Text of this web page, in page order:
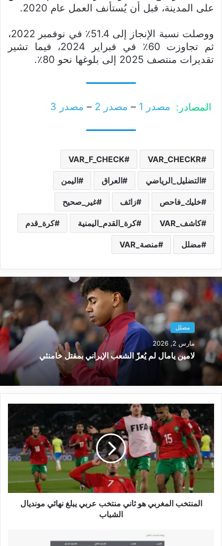
على المدينة، قبل أن يُستأنف العمل عام 2020.
ووصلت نسبة الإنجاز إلى 51.4٪ في نوفمبر 2022،
ثم تجاوزت 60٪ في فبراير 2024، فيما تشير
تقديرات منتصف 2025 إلى بلوغها نحو 80٪.
المصادر: مصدر 1 – مصدر 2 – مصدر 3
VAR_CHECKR
VAR_F_CHECK
التضليل_الرياضي العراق اليمن
خليك_فاحص زائف غير_صحيح
كاشف_VAR كرة_القدم_اليمنية كرة_قدم
مضلل منصة_VAR
مضلل
مارس 2, 2026
لامين يامال لم يُعزّ الشعب الإيراني بمقتل خامنئي
المنتخب المغربي هو ثاني منتخب عربي يبلغ نهائي مونديال
الشباب